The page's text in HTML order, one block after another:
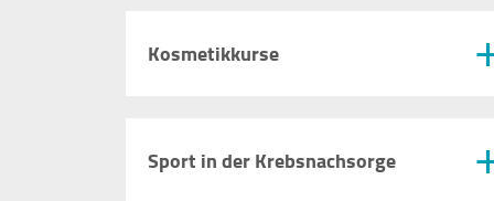
Kosmetikkurse
Sport in der Krebsnachsorge